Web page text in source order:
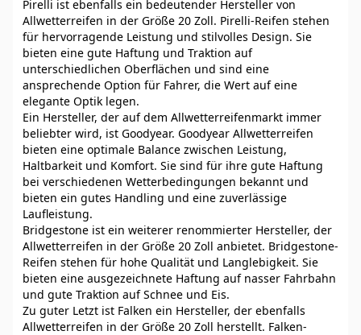
Pirelli ist ebenfalls ein bedeutender Hersteller von
Allwetterreifen in der Größe 20 Zoll. Pirelli-Reifen stehen
für hervorragende Leistung und stilvolles Design. Sie
bieten eine gute Haftung und Traktion auf
unterschiedlichen Oberflächen und sind eine
ansprechende Option für Fahrer, die Wert auf eine
elegante Optik legen.
Ein Hersteller, der auf dem Allwetterreifenmarkt immer
beliebter wird, ist Goodyear. Goodyear Allwetterreifen
bieten eine optimale Balance zwischen Leistung,
Haltbarkeit und Komfort. Sie sind für ihre gute Haftung
bei verschiedenen Wetterbedingungen bekannt und
bieten ein gutes Handling und eine zuverlässige
Laufleistung.
Bridgestone ist ein weiterer renommierter Hersteller, der
Allwetterreifen in der Größe 20 Zoll anbietet. Bridgestone-
Reifen stehen für hohe Qualität und Langlebigkeit. Sie
bieten eine ausgezeichnete Haftung auf nasser Fahrbahn
und gute Traktion auf Schnee und Eis.
Zu guter Letzt ist Falken ein Hersteller, der ebenfalls
Allwetterreifen in der Größe 20 Zoll herstellt. Falken-